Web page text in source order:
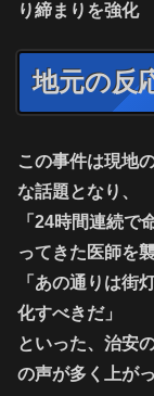
り締まりを強化
地元の反
この事件は現地
な話題となり、
「24時間連続で
ってきた医師を
「あの通りは街
化すべきだ」
といった、治安
の声が多く上が